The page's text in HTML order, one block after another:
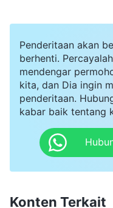
berulang kali
mencoba
pada satu
hanya apa yang
prinsip." Karena
tidak tahu
terhenti di tengah
Penderitaan akan
berhenti.
mendengar
kita, dan Dia ingin
penderitaan.
kabar baik tentang
Konten Terkait